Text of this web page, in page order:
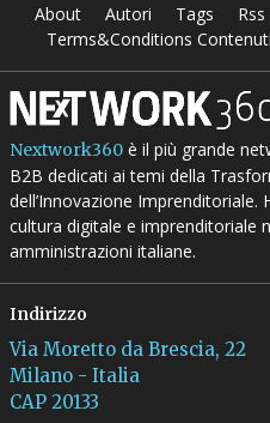
About Autori Tags
Terms&Conditions
Nextwork360è il più grande
B2B dedicati ai temi della
dell’Innovazione Imprenditoriale.
cultura digitale e imprenditoriale
amministrazioni italiane.
Indirizzo
Via Moretto da Brescia, 22
Milano - Italia
CAP 20133